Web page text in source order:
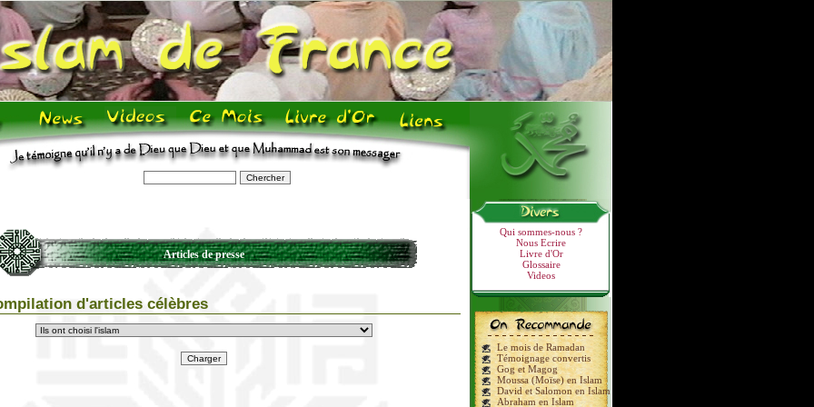
Qui sommes-nous ?
Nous Ecrire
Livre d'Or
Glossaire
Videos
Le mois de Ramadan
Témoignage convertis
Gog et Magog
Moussa (Moïse) en Islam
David et Salomon en Islam
Abraham en Islam
Articles de presse
d'articles célèbres